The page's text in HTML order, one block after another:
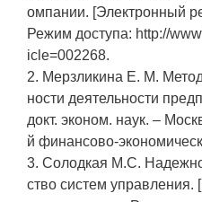
омпании. [Электронный
Режим доступа: http://
icle=002268.
2. Мерзликина Е. М.
ности деятельности
докт. эконом. наук. –
й финансово-
3. Солодкая М.С.
ство систем